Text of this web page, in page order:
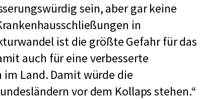
sein, aber gar keine
in
ist die größte Gefahr für das
auch für eine verbesserte
im Land. Damit würde die
vor dem Kollaps stehen.